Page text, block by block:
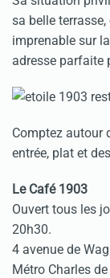
sa belle
imprenable sur
adresse parfaite
Comptez autour
entrée, plat et
Le Café 1903
Ouvert tous les
20h30.
4 avenue de
Métro Charles